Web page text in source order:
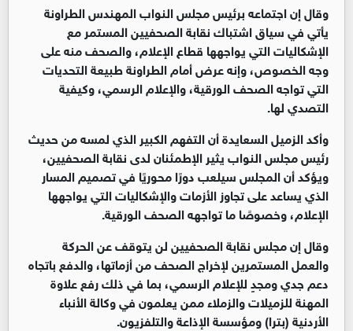
وقال إن اجتماعه برئيس مجلس النواب المهندس الطراونة
يأتي في سياق اشتباك نقابة الصحفيين المستمر مع
الإشكاليات التي يواجهها قطاع الإعلام، والصحف منه على
وجه الخصوص، وإنه عرض أمام الطراونة طبيعة التحديات
التي تواجه الصحف الورقية، والإعلام الرسمي، وكيفية
التصدي لها.
وأكد الزميل السعايدة أن التفهم الكبير الذي لمسه من حديث
رئيس مجلس النواب يثير الإطمئنان لدى نقابة الصحفيين،
ويؤكد أن المجلس سيلعب دورًا محوريًا في تصميم المسار
الذي يساعد على تجاوز الأزمات والإشكاليات التي يواجهها
الإعلام، وخصوصًا ما تواجهه الصحف الورقية.
وقال إن مجلس نقابة الصحفيين لن يتوقف عن الحركة
والعمل المستمرين لإخراج الصحف من أزماتها، والدفع باتجاه
دعم جدي ومجدٍ للإعلام الرسمي، بما في ذلك رفع علاوة
المهنة للزميلات والزملاء ممن يعلمون في وكالة الأنباء
الأردنية (بترا) ومؤسسة الإذاعة والتلفزيون.